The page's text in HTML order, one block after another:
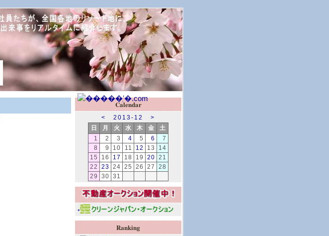
Calendar
< 2013-12
>
日
月 火 水 木 金
土
1
2 3 4 5 6
7
8
9 10 11 12 13
14
15
16 17 18 19 20 21
22
23 24 25 26 27
28
29
30 31
*
Ranking